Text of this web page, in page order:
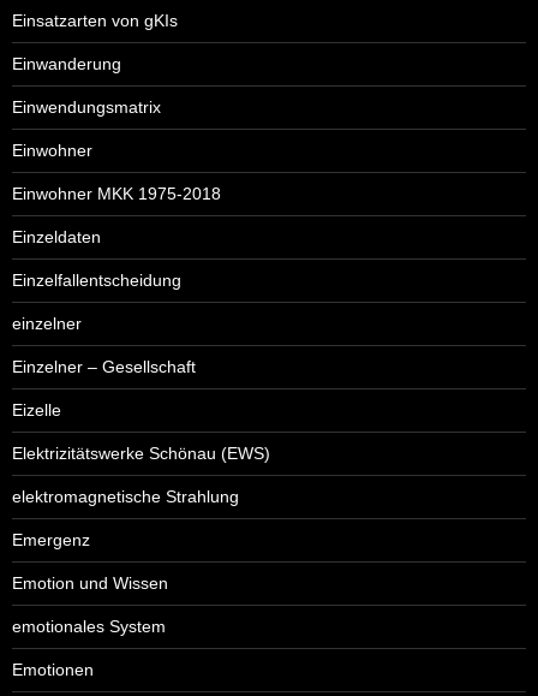
Einsatzarten von gKIs
Einwanderung
Einwendungsmatrix
Einwohner
Einwohner MKK 1975-2018
Einzeldaten
Einzelfallentscheidung
einzelner
Einzelner – Gesellschaft
Eizelle
Elektrizitätswerke Schönau (EWS)
elektromagnetische Strahlung
Emergenz
Emotion und Wissen
emotionales System
Emotionen